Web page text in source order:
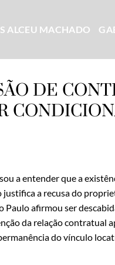
ALCEU MACHADO
DE
a entender que a
a recusa do
Paulo afirmou ser
da relação contratual
do vínculo